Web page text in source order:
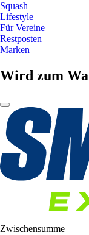
Squash
Lifestyle
Für Vereine
Restposten
Marken
Wird zum
Zwischensumme